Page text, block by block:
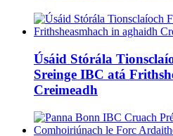
Úsáid Stórála
Sreinge IBC atá
Creimeadh